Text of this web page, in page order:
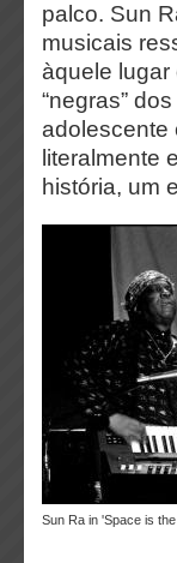
palco. Sun
musicais
àquele lugar
“negras”
adolescente
literalmente
história, um
Sun Ra in 'Space is